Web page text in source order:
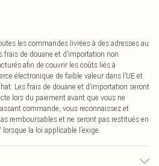
les commandes livrées à des adresses au
frais de douane et d’importation non
afin de couvrir les coûts liés à
électronique de faible valeur dans l’UE et
Les frais de douane et d’importation seront
lors du paiement avant que vous ne
commande, vous reconnaissez et
remboursables et ne seront pas restitués en
la loi applicable l’exige.